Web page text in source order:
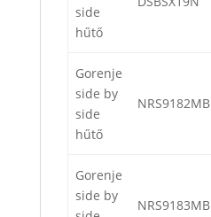
side
hűtő
Gorenje
side by
side
hűtő
NRS9182MB
Gorenje
side by
NRS9183MB